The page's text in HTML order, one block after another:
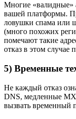
Многие «валидные»
вашей платформы.
ловушки спама или
(много похожих
помечают такие
отказ в этом случае
5) Временные
Не каждый отказ
DNS, медленные
вызвать временный